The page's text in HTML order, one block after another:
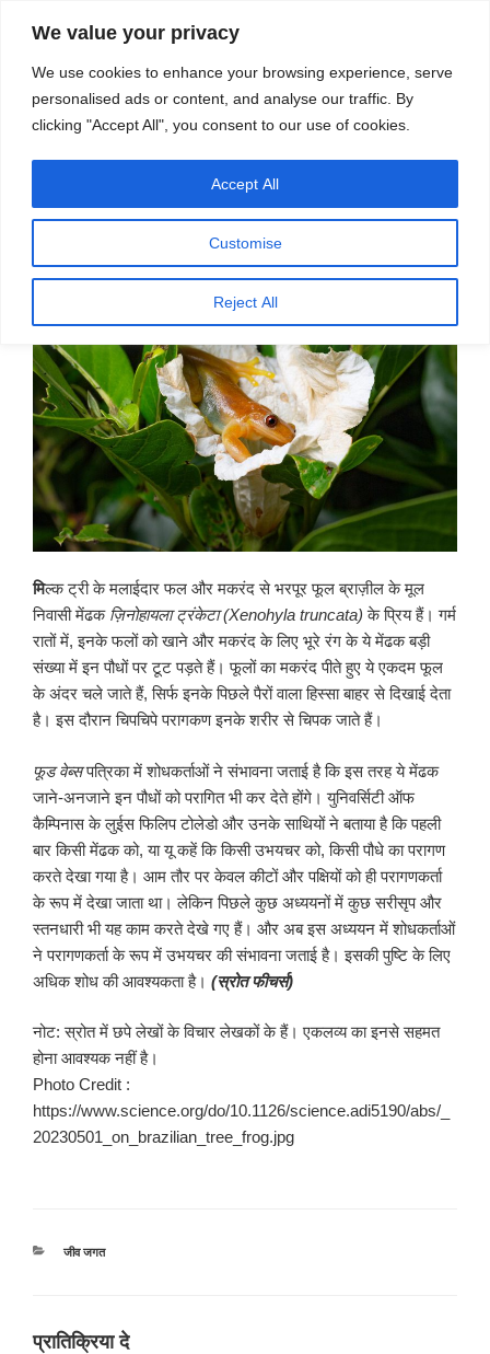
We value your privacy
We use cookies to enhance your browsing experience, serve
personalised ads or content, and analyse our traffic. By
clicking "Accept All", you consent to our use of cookies.
Customise
Reject All
Accept All
स्रोत
मेनू
प्रकाशित
पहला उभयचर परागणकर्ता
मिल्क ट्री के मलाईदार फल और मकरंद से भरपूर फूल ब्राज़ील के मूल
निवासी मेंढक ज़िनोहायला ट्रंकेटा (Xenohyla truncata) के प्रिय हैं। गर्म
रातों में, इनके फलों को खाने और मकरंद के लिए भूरे रंग के ये मेंढक बड़ी
संख्या में इन पौधों पर टूट पड़ते हैं। फूलों का मकरंद पीते हुए ये एकदम फूल
के अंदर चले जाते हैं, सिर्फ इनके पिछले पैरों वाला हिस्सा बाहर से दिखाई देता
है। इस दौरान चिपचिपे परागकण इनके शरीर से चिपक जाते हैं।
फूड वेब्सपत्रिका में शोधकर्ताओं ने संभावना जताई है कि इस तरह ये मेंढक
जाने-अनजाने इन पौधों को परागित भी कर देते होंगे। युनिवर्सिटी ऑफ
कैम्पिनास के लुईस फिलिप टोलेडो और उनके साथियों ने बताया है कि पहली
बार किसी मेंढक को, या यू कहें कि किसी उभयचर को, किसी पौधे का परागण
करते देखा गया है। आम तौर पर केवल कीटों और पक्षियों को ही परागणकर्ता
के रूप में देखा जाता था। लेकिन पिछले कुछ अध्ययनों में कुछ सरीसृप और
स्तनधारी भी यह काम करते देखे गए हैं। और अब इस अध्ययन में शोधकर्ताओं
ने परागणकर्ता के रूप में उभयचर की संभावना जताई है। इसकी पुष्टि के लिए
अधिक शोध की आवश्यकता है। (स्रोत फीचर्स)
नोट: स्रोत में छपे लेखों के विचार लेखकों के हैं। एकलव्य का इनसे सहमत
होना आवश्यक नहीं है।
Photo Credit :
https://www.science.org/do/10.1126/science.adi5190/abs/_
20230501_on_brazilian_tree_frog.jpg
श्रेणियाँ
जीव जगत
प्रातिक्रिया दे